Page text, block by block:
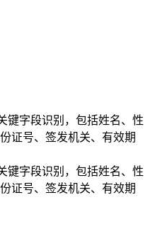
键字段识别，包括姓名、性
证号、签发机关、有效期
键字段识别，包括姓名、性
证号、签发机关、有效期